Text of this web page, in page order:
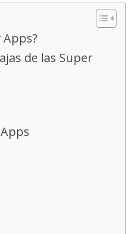
de las Super